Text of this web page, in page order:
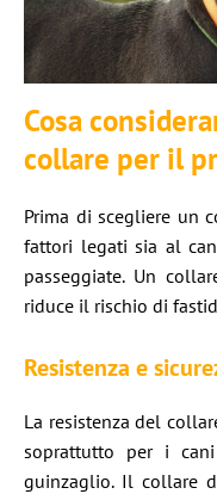
Cosa
collare per il
Prima di scegliere un
fattori legati sia al
passeggiate. Un
riduce il rischio di
Resistenza e
La resistenza del
soprattutto per i
guinzaglio. Il collare